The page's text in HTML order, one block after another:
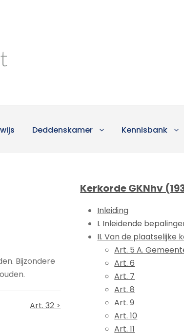
Deddenskamer Kennisbank
Bijzondere
Art. 32 >
Kerkorde GKNhv
Inleiding
I. Inleidende
II. Van de plaatselijke
Art. 5 A.
Art. 6
Art. 7
Art. 8
Art. 9
Art. 10
Art. 11